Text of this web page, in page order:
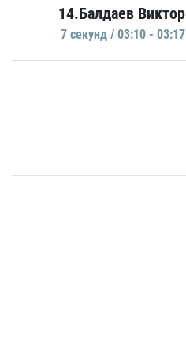
14.Балдаев Виктор
7 секунд / 03:10 - 03:17